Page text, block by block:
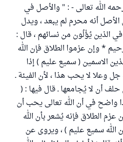
الله تعالى - : " والأصل في
الأصل أنه محرم لم يبعد ، ويدل
في الذين يُؤْلُون من نسائهم ، قال :
* وإن عزموا الطلاق فإن الله
الاسمين ( سميع عليم ) إذا
وعلا لا يحب هذا ، لأن الفيئة ـ
أن لا يُجامعها ـ قال فيها : (
واضح في أن الله تعالى يحب أن
الطلاق فإنه يُشعر بأن الله
الله سميع عليم ) ، ويروى عن